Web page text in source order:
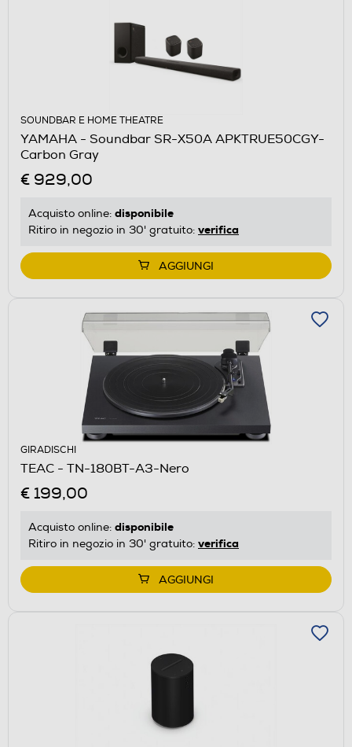
SOUNDBAR E HOME THEATRE
YAMAHA - Soundbar SR-X50A APKTRUE50CGY-
Carbon Gray
€ 929,00
Acquisto online: disponibile
Ritiro in negozio in 30' gratuito: verifica
AGGIUNGI
GIRADISCHI
TEAC - TN-180BT-A3-Nero
€ 199,00
Acquisto online: disponibile
Ritiro in negozio in 30' gratuito: verifica
AGGIUNGI